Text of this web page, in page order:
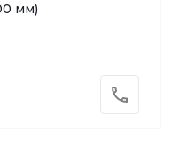
мм)